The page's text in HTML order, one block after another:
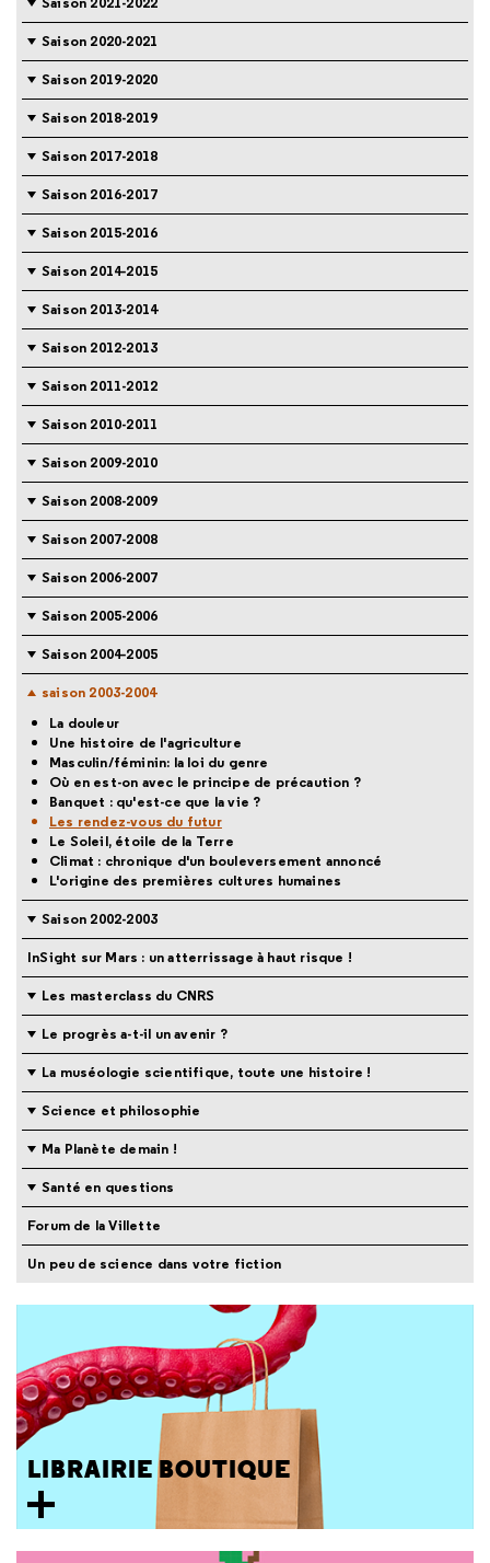
Saison 2020-2021
Saison 2019-2020
Saison 2018-2019
Saison 2017-2018
Saison 2016-2017
Saison 2015-2016
Saison 2014-2015
Saison 2013-2014
Saison 2012-2013
Saison 2011-2012
Saison 2010-2011
Saison 2009-2010
Saison 2008-2009
Saison 2007-2008
Saison 2006-2007
Saison 2005-2006
Saison 2004-2005
saison 2003-2004
La douleur
Une histoire de l'agriculture
Masculin/féminin: la loi du genre
Où en est-on avec le principe de précaution ?
Banquet : qu'est-ce que la vie ?
Les rendez-vous du futur
Le Soleil, étoile de la Terre
Climat : chronique d'un bouleversement annoncé
L'origine des premières cultures humaines
Saison 2002-2003
InSight sur Mars : un atterrissage à haut risque !
Les masterclass du CNRS
Le progrès a-t-il un avenir ?
La muséologie scientifique, toute une histoire !
Science et philosophie
Ma Planète demain !
Santé en questions
Forum de la Villette
Un peu de science dans votre fiction
LIBRAIRIE BOUTIQUE